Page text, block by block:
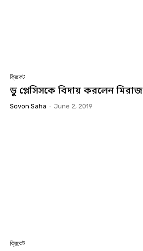
ক্রিকেট
ডু প্লেসিসকে বিদায় করলেন মিরাজ
Sovon Saha - June 2, 2019
ক্রিকেট